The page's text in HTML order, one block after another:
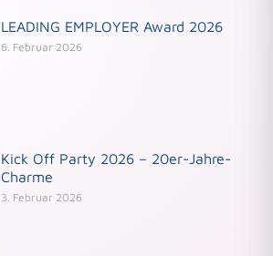
LEADING EMPLOYER Award 2026
6. Februar 2026
Kick Off Party 2026 – 20er-Jahre-
Charme
3. Februar 2026